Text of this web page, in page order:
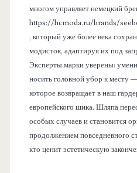
многом управляет немецкий
https://hcmoda.ru/brands/
, который уже более века
модисток, адаптируя их под
Эксперты марки уверены:
носить головной убор к месту
которое возвращает в наш
европейского шика. Шляпа
особых случаев и становится
продолжением повседневного
кто ценит эстетическую